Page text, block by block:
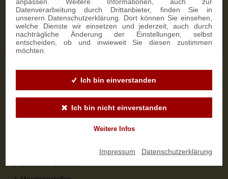
Datenverarbeitung durch Drittanbieter, finden Sie in
unserern Datenschutzerklärung. Dort können Sie einsehen,
welche Dienste wir einsetzen und jederzeit, auch durch
nachträgliche Änderung der Einstellungen, selbst
entscheiden, ob und inwieweit Sie diesen zustimmen
möchten.
Ich bin einverstanden
Ich bin nicht einverstanden
Weitere Infos
Impressum Datenschutzerklärung
NEWSLETTER-ANMELDUNG
SIGN UP
Zahlungsarten